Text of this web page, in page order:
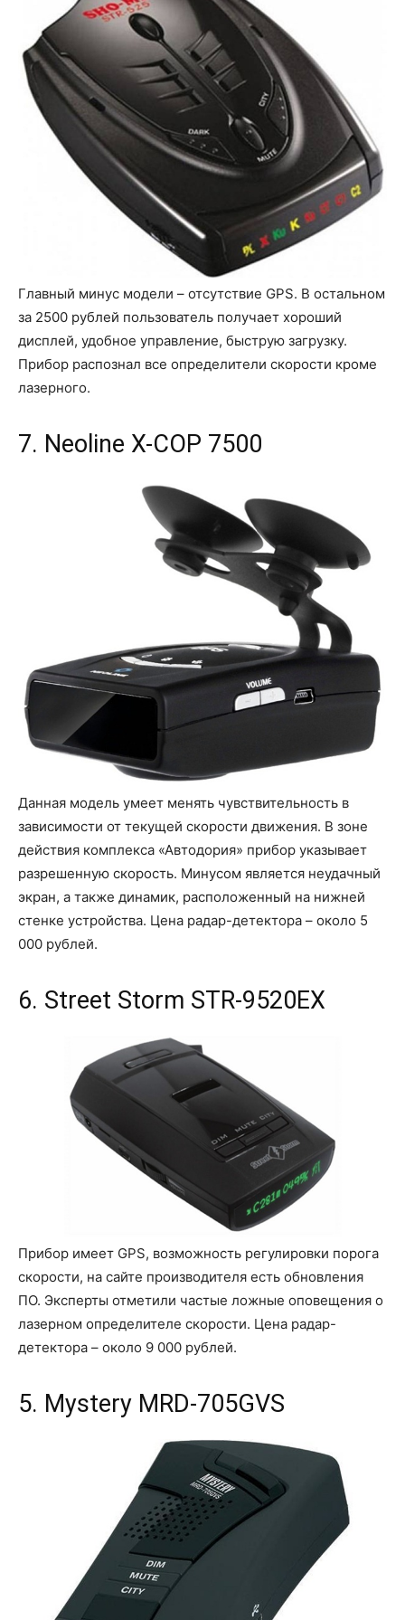
Главный минус модели – отсутствие GPS. В остальном
за 2500 рублей пользователь получает хороший
дисплей, удобное управление, быструю загрузку.
Прибор распознал все определители скорости кроме
лазерного.
7. Neoline X-COP 7500
Данная модель умеет менять чувствительность в
зависимости от текущей скорости движения. В зоне
действия комплекса «Автодория» прибор указывает
разрешенную скорость. Минусом является неудачный
экран, а также динамик, расположенный на нижней
стенке устройства. Цена радар-детектора – около 5
000 рублей.
6. Street Storm STR-9520ЕХ
Прибор имеет GPS, возможность регулировки порога
скорости, на сайте производителя есть обновления
ПО. Эксперты отметили частые ложные оповещения о
лазерном определителе скорости. Цена радар-
детектора – около 9 000 рублей.
5. Mystery MRD-705GVS